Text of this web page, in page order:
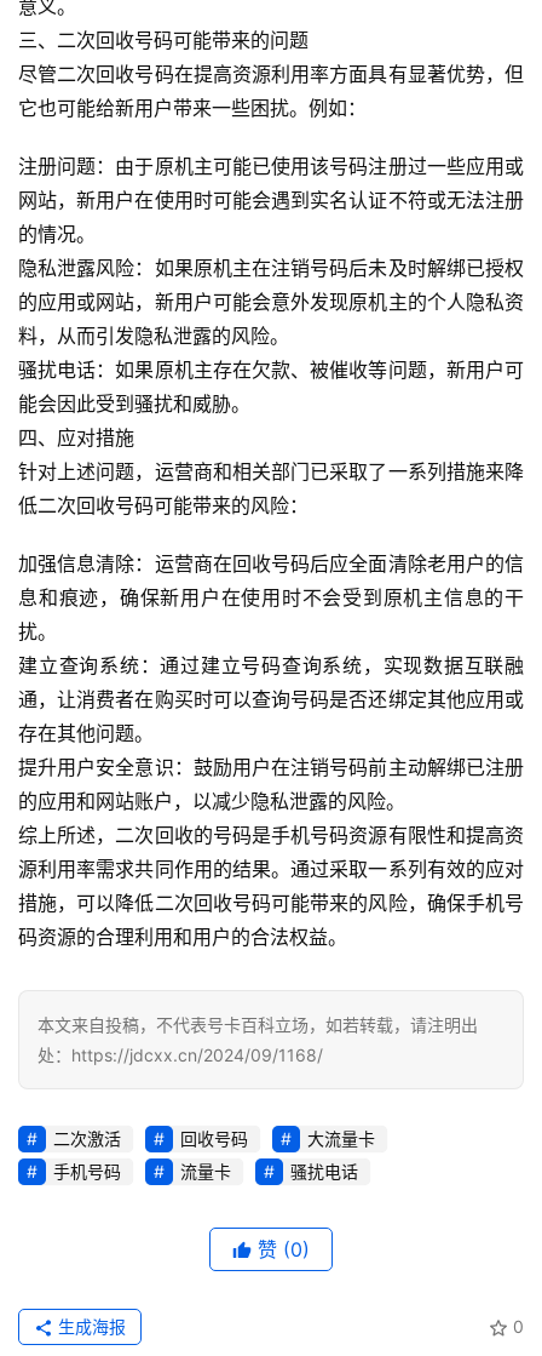
首
页
号
卡
百
科
防
知
识
行
业
资
讯
流
量
卡
推
荐
号
码
认
证
增
值
登录 注册
投稿
意义。
三、二次回收号码可能带来的问题
尽管二次回收号码在提高资源利用率方面具有显著优势，但
它也可能给新用户带来一些困扰。例如：
注册问题：由于原机主可能已使用该号码注册过一些应用或
网站，新用户在使用时可能会遇到实名认证不符或无法注册
的情况。
隐私泄露风险：如果原机主在注销号码后未及时解绑已授权
的应用或网站，新用户可能会意外发现原机主的个人隐私资
料，从而引发隐私泄露的风险。
骚扰电话：如果原机主存在欠款、被催收等问题，新用户可
能会因此受到骚扰和威胁。
四、应对措施
针对上述问题，运营商和相关部门已采取了一系列措施来降
低二次回收号码可能带来的风险：
加强信息清除：运营商在回收号码后应全面清除老用户的信
息和痕迹，确保新用户在使用时不会受到原机主信息的干
扰。
建立查询系统：通过建立号码查询系统，实现数据互联融
通，让消费者在购买时可以查询号码是否还绑定其他应用或
存在其他问题。
提升用户安全意识：鼓励用户在注销号码前主动解绑已注册
的应用和网站账户，以减少隐私泄露的风险。
综上所述，二次回收的号码是手机号码资源有限性和提高资
源利用率需求共同作用的结果。通过采取一系列有效的应对
措施，可以降低二次回收号码可能带来的风险，确保手机号
码资源的合理利用和用户的合法权益。
本文来自投稿，不代表号卡百科立场，如若转载，请注明出
处：https://jdcxx.cn/2024/09/1168/
二次激活 回收号码
大流量卡
手机号码
流量卡 骚扰电话
赞 (0)
0
生成海报